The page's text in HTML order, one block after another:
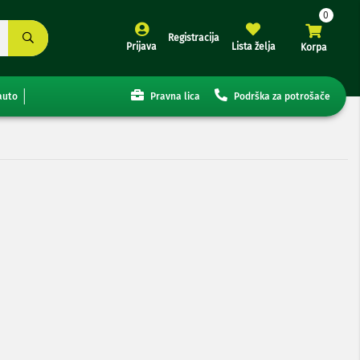
Pravna lica Podrška za potrošače
Korpa
Prijava
Registracija
Lista želja